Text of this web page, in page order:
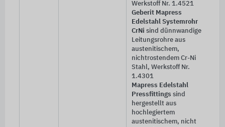
Werkstoff Nr. 1.4521
Geberit Mapress
Edelstahl Systemrohr
CrNi sind dünnwandige
Leitungsrohre aus
austenitischem,
nichtrostendem Cr-Ni
Stahl, Werkstoff Nr.
1.4301
Mapress Edelstahl
Pressfittings sind
hergestellt aus
hochlegiertem
austenitischem, nicht